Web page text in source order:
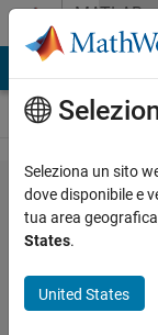
Vai al contenutoMATLAB
Answers
Difference
b/w
and square
Seleziona un sito
dove disponibile e
tua area
States.
United States